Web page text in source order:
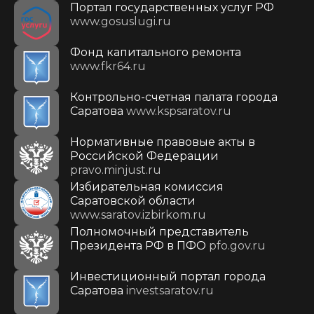
Портал государственных услуг РФ
www.gosuslugi.ru
Фонд капитального ремонта
www.fkr64.ru
Контрольно-счетная палата города
Саратова www.kspsaratov.ru
Нормативные правовые акты в
Российской Федерации
pravo.minjust.ru
Избирательная комиссия
Саратовской области
www.saratov.izbirkom.ru
Полномочный представитель
Президента РФ в ПФО pfo.gov.ru
Инвестиционный портал города
Саратова investsaratov.ru